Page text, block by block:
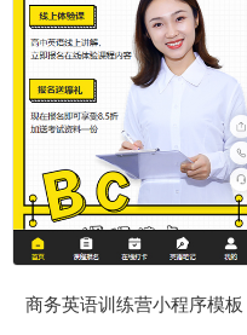
商务英语训练营小程序模板